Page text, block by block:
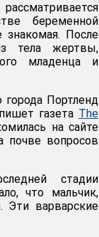
беременной
После
тела жертвы,
младенца и
Портленд
газета The
на сайте
почве вопросов
стадии
что мальчик,
Эти варварские